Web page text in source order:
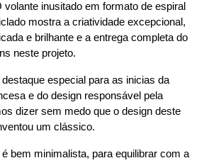
volante inusitado em formato de espiral
mostra a criatividade excepcional,
e brilhante e a entrega completa do
neste projeto.
especial para as inicias da
e do design responsável pela
dizer sem medo que o design deste
um clássico.
bem minimalista, para equilibrar com a